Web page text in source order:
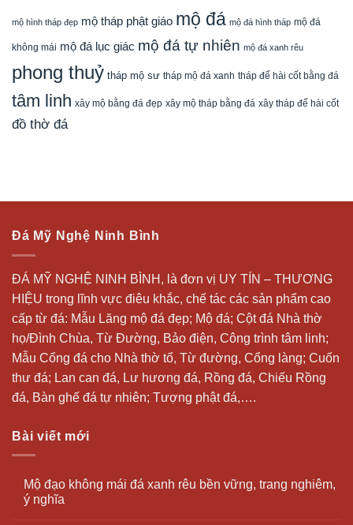
mộ hình tháp đẹp mộ tháp phật giáo mộ đá mộ đá hình tháp mộ đá
không mái mộ đá lục giác mộ đá tự nhiên mộ đá xanh rêu
phong thuỷ tháp mộ sư tháp mộ đá xanh tháp để hài cốt bằng đá
tâm linh xây mộ bằng đá đẹp xây mộ tháp bằng đá xây tháp để hài cốt
đồ thờ đá
Đá Mỹ Nghệ Ninh Bình
ĐÁ MỸ NGHỆ NINH BÌNH, là đơn vị UY TÍN – THƯƠNG
HIỆU trong lĩnh vực điêu khắc, chế tác các sản phẩm cao
cấp từ đá: Mẫu Lăng mộ đá đẹp; Mộ đá; Cột đá Nhà thờ
họ/Đình Chùa, Từ Đường, Bảo điện, Công trình tâm linh;
Mẫu Cổng đá cho Nhà thờ tổ, Từ đường, Cổng làng; Cuốn
thư đá; Lan can đá, Lư hương đá, Rồng đá, Chiếu Rồng
đá, Bàn ghế đá tự nhiên; Tượng phật đá,….
Bài viết mới
Mộ đạo không mái đá xanh rêu bền vững, trang nghiêm,
ý nghĩa